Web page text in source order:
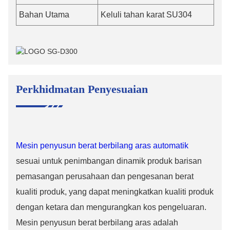
Bahan Utama Keluli tahan karat SU304
Perkhidmatan Penyesuaian
Mesin penyusun berat berbilang aras automatik
sesuai untuk penimbangan dinamik produk barisan
pemasangan perusahaan dan pengesanan berat
kualiti produk, yang dapat meningkatkan kualiti produk
dengan ketara dan mengurangkan kos pengeluaran.
Mesin penyusun berat berbilang aras adalah